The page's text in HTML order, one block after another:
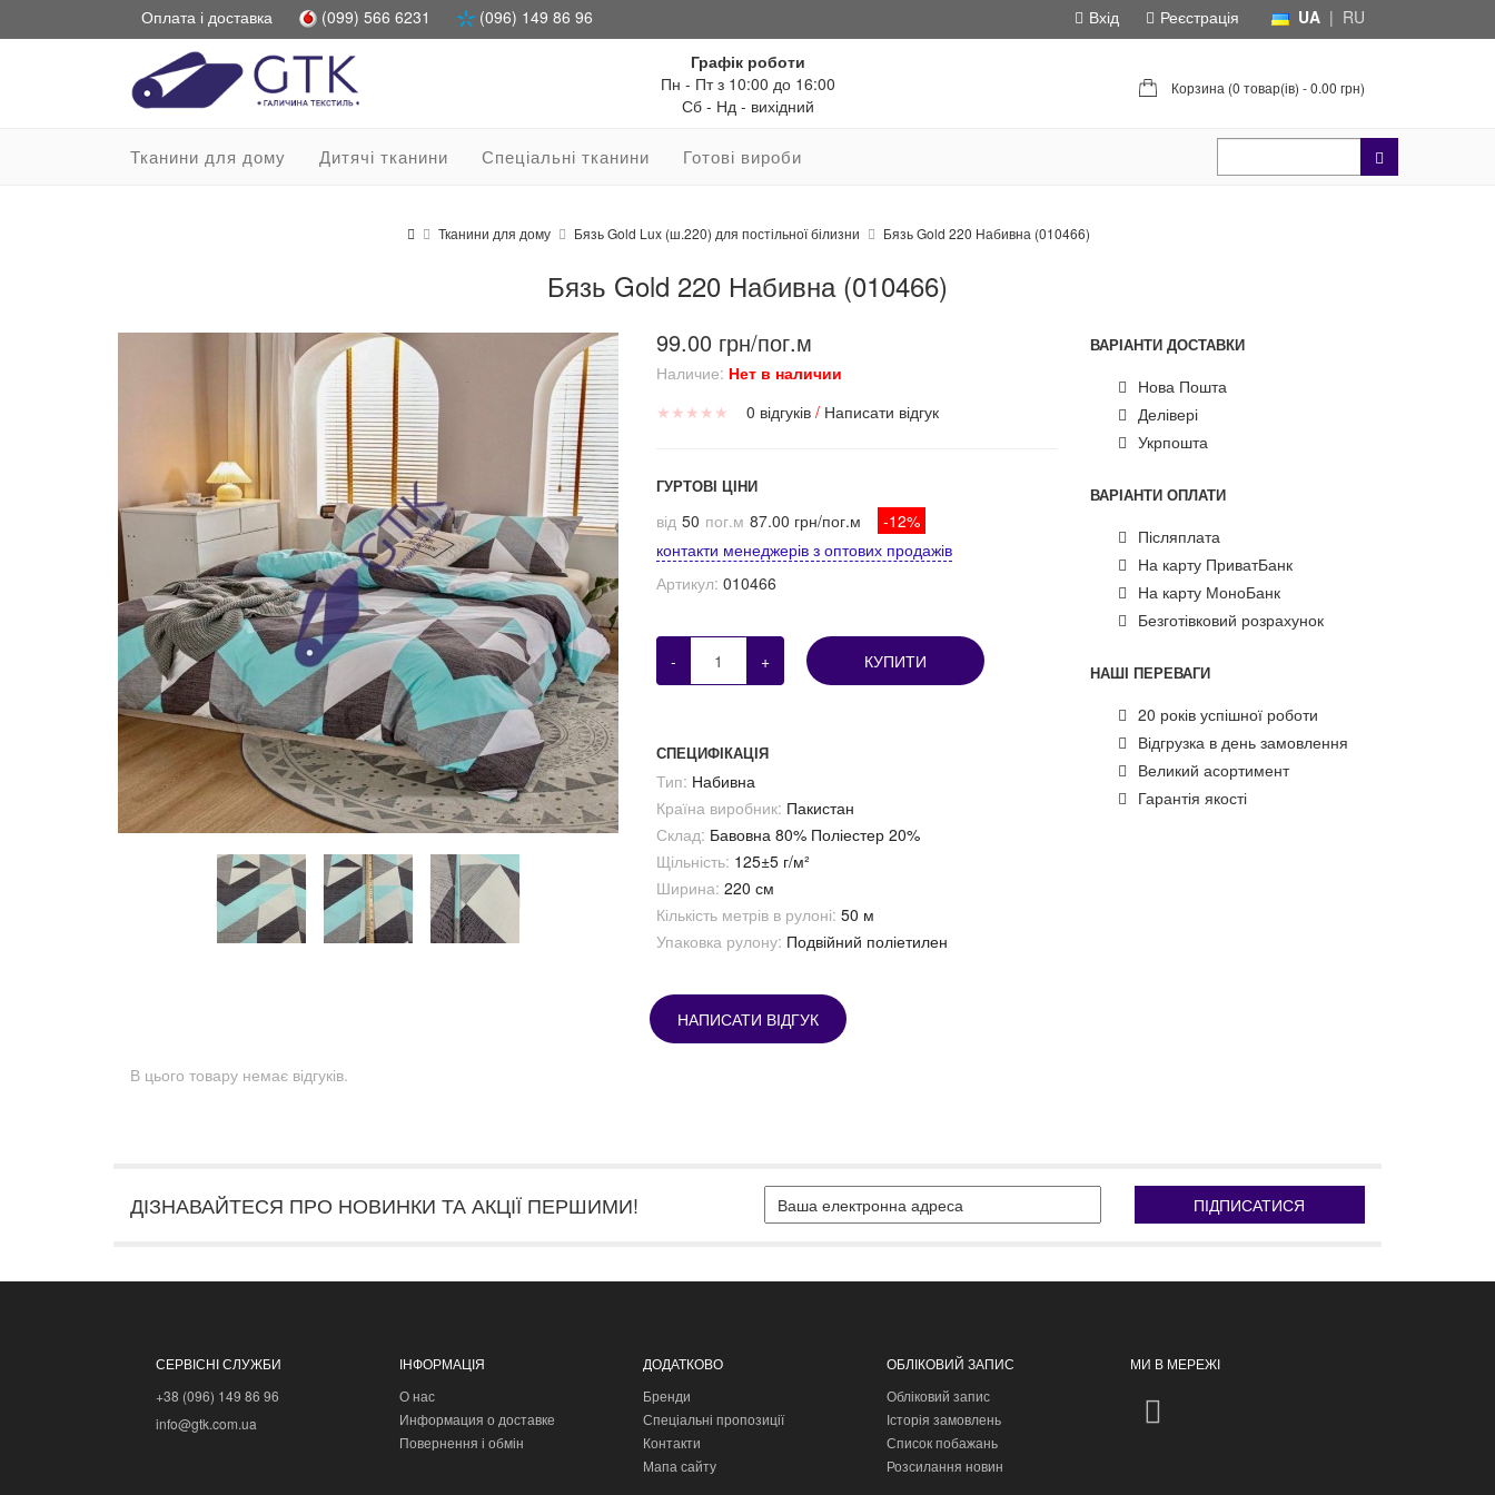
Оплата і доставка (099) 566 6231 (096) 149 86 96 UA | RU
Вхід
Реєстрація
Графік роботи
Пн - Пт з 10:00 до 16:00
Сб - Нд - вихідний
Корзина (0 товар(ів) - 0.00 грн)
Тканини для дому Дитячі тканини Спеціальні тканини Готові вироби
Тканини для дому Бязь Gold Lux (ш.220) для постільної білизни Бязь Gold 220 Набивна (010466)
Бязь Gold 220 Набивна (010466)
99.00 грн/пог.м
Наличие: Нет в наличии
★ ★ ★ ★ ★ 0 відгуків/ Написати відгук
ГУРТОВІ ЦІНИ
від 50 пог.м 87.00 грн/пог.м
-12%
контакти менеджерів з оптових продажів
Артикул: 010466
- + КУПИТИ
СПЕЦИФІКАЦІЯ
Тип: Набивна
Країна виробник: Пакистан
Склад: Бавовна 80% Поліестер 20%
Щільність: 125±5 г/м²
Ширина: 220 см
Кількість метрів в рулоні: 50 м
Упаковка рулону: Подвійний поліетилен
ВАРІАНТИ ДОСТАВКИ
Нова Пошта
Делівері
Укрпошта
ВАРІАНТИ ОПЛАТИ
Післяплата
На карту ПриватБанк
На карту МоноБанк
Безготівковий розрахунок
НАШІ ПЕРЕВАГИ
20 років успішної роботи
Відгрузка в день замовлення
Великий асортимент
Гарантія якості
НАПИСАТИ ВІДГУК
В цього товару немає відгуків.
ДІЗНАВАЙТЕСЯ ПРО НОВИНКИ ТА АКЦІЇ ПЕРШИМИ! ПІДПИСАТИСЯ
СЕРВІСНІ СЛУЖБИ
+38 (096) 149 86 96
info@gtk.com.ua
ІНФОРМАЦІЯ
О нас
Информация о доставке
Повернення і обмін
ДОДАТКОВО
Бренди
Спеціальні пропозиції
Контакти
Мапа сайту
ОБЛІКОВИЙ ЗАПИС
Обліковий запис
Історія замовлень
Список побажань
Розсилання новин
МИ В МЕРЕЖІ